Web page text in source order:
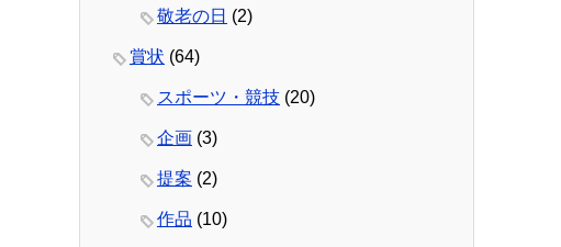
敬老の日 (2)
賞状 (64)
スポーツ・競技 (20)
企画 (3)
提案 (2)
作品 (10)